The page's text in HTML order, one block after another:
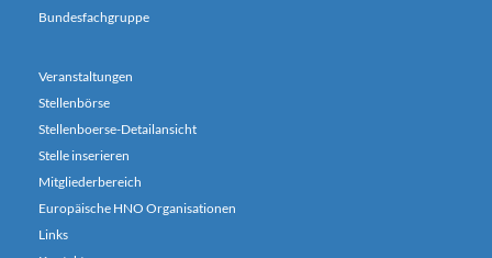
Bundesfachgruppe
Veranstaltungen
Stellenbörse
Stellenboerse-Detailansicht
Stelle inserieren
Mitgliederbereich
Europäische HNO Organisationen
Links